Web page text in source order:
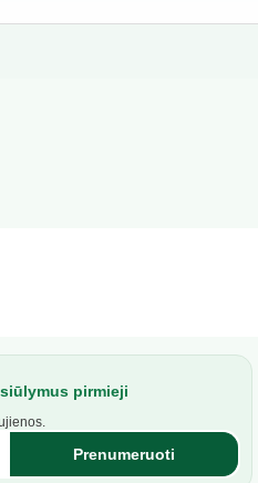
pirmieji
Prenumeruoti